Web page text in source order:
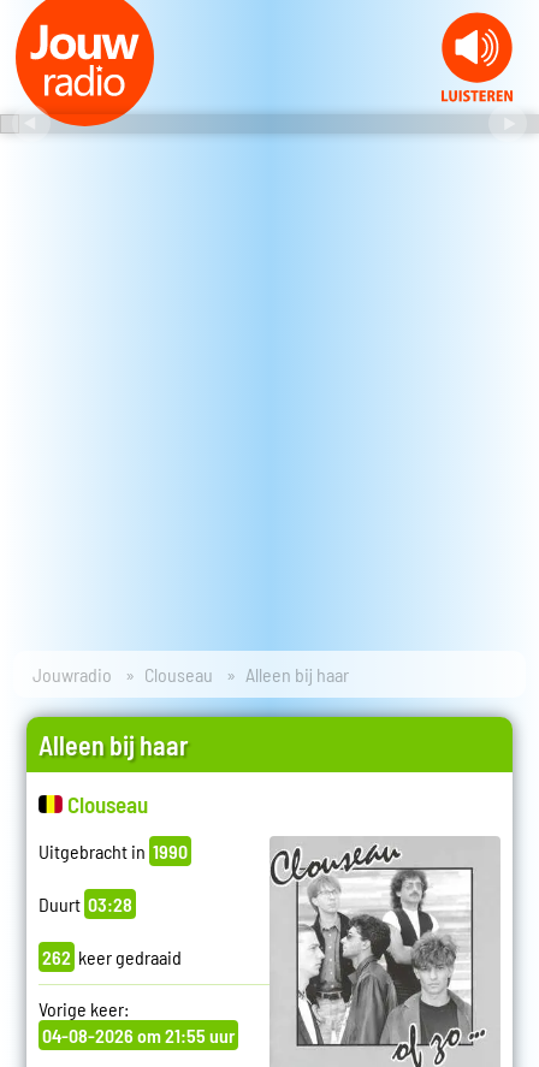
Jouwradio Clouseau Alleen bij haar
Alleen bij haar
Clouseau
Uitgebracht in 1990
Duurt 03:28
262 keer gedraaid
Vorige keer:
04-08-2026 om 21:55 uur